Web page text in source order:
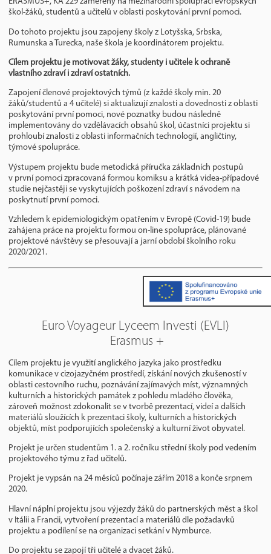
škol-žáků, studentů a učitelů v oblasti poskytování první pomoci.
Do tohoto projektu jsou zapojeny školy z Lotyšska, Srbska,
Rumunska a Turecka, naše škola je koordinátorem projektu.
Cílem projektu je motivovat žáky, studenty i učitele k ochraně
vlastního zdraví i zdraví ostatních.
Zapojení členové projektových týmů (z každé školy min. 20
žáků/studentů a 4 učitelé) si aktualizují znalosti a dovednosti z oblasti
poskytování první pomoci, nové poznatky budou následně
implementovány do vzdělávacích obsahů škol, účastníci projektu si
prohloubí znalosti z oblasti informačních technologií, angličtiny,
týmové spolupráce.
Výstupem projektu bude metodická příručka základních postupů
v první pomoci zpracovaná formou komiksu a krátká videa-případové
studie nejčastěji se vyskytujících poškození zdraví s návodem na
poskytnutí první pomoci.
Vzhledem k epidemiologickým opatřením v Evropě (Covid-19) bude
zahájena práce na projektu formou on-line spolupráce, plánované
projektové návštěvy se přesouvají a jarní období školního roku
2020/2021.
Euro Voyageur Lyceem Investi (EVLI)
Erasmus +
Cílem projektu je využití anglického jazyka jako prostředku
komunikace v cizojazyčném prostředí, získání nových zkušeností v
oblasti cestovního ruchu, poznávání zajímavých míst, významných
kulturních a historických památek z pohledu mladého člověka,
zároveň možnost zdokonalit se v tvorbě prezentací, videí a dalších
materiálů sloužících k prezentaci školy, kulturních a historických
objektů, míst podporujících společenský a kulturní život obyvatel.
Projekt je určen studentům 1. a 2. ročníku střední školy pod vedením
projektového týmu z řad učitelů.
Projekt je vypsán na 24 měsíců počínaje zářím 2018 a konče srpnem
2020.
Hlavní náplní projektu jsou výjezdy žáků do partnerských měst a škol
v Itálii a Francii, vytvoření prezentací a materiálů dle požadavků
projektu a podílení se na organizaci setkání v Nymburce.
Do projektu se zapojí tři učitelé a dvacet žáků.